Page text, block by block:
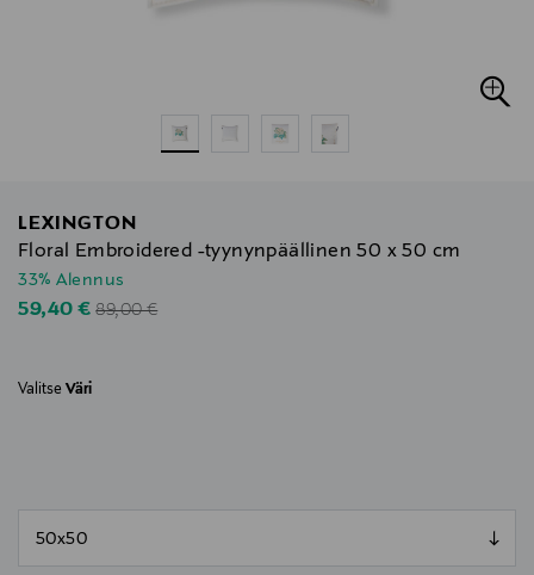
LEXINGTON
Floral Embroidered -tyynynpäällinen 50 x 50 cm
33% Alennus
Discounted Price
59,40 €Original Price
89,00 €
Valitse Väri